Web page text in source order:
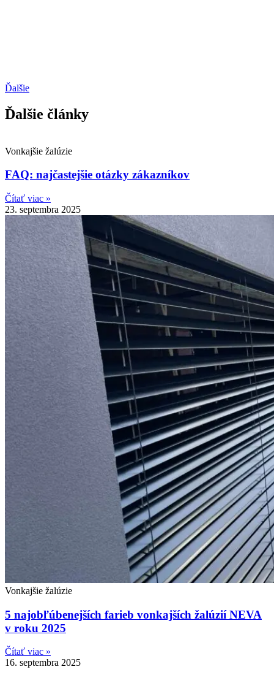
Ďalšie
Ďalšie články
Vonkajšie žalúzie
FAQ: najčastejšie otázky zákazníkov
Čítať viac »
23. septembra 2025
Vonkajšie žalúzie
5 najobľúbenejších farieb vonkajších žalúzií NEVA
v roku 2025
Čítať viac »
16. septembra 2025